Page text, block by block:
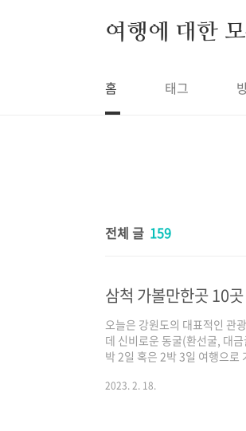
여행에 대한
홈 태그
전체 글 159
삼척 가볼만한곳 10
오늘은 강원도의 대표적인 관
데 신비로운 동굴(환선굴, 대
박 2일 혹은 2박 3일 여행으로
(50%)를 비롯해 구글과 다음
2023. 2. 18.